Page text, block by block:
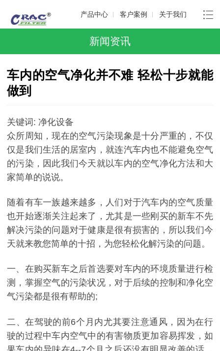
产品中心 客户案例 关于我们
新闻资讯
车内的空气净化并不难 轻松十步就能
做到
关键词: 净化设备
众所周知，现在的空气污染现象是十分严重的，不仅
仅是我们生活的居室内，就连汽车内也不能避免空气
的污染，因此我们今天就以车内的空气净化方法和大
家简单的说说。
随着有车一族越来越多，人们对于汽车内的空气质量
也开始逐渐关注起来了，尤其是一些刚买的新车不先
解决污染的问题对于健康是很有损害的，所以我们今
天就来教您简单的十招，为您轻松化解污染的问题。
一、在购买新车之后首选要对车内的环境质量进行检
测，掌握空气的污染状况，对于后续的控制和净化空
气污染都是很有帮助的;
二、在驾驶的前6个月内尤其要注意通风，因为在行
驶的过程中车内空气中的有害物质更加容易挥发，如